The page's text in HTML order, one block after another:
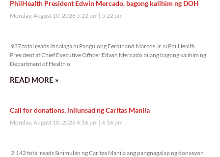
PhilHealth President Edwin Mercado, bagong kalihim ng DOH
Monday, August 10, 2026 5:22 pm 5:22 pm
937 total reads Itinalaga ni Pangulong Ferdinand Marcos Jr. si PhilHealth
President at Chief Executive Officer Edwin Mercado bilang bagong kalihim ng
Department of Health o
READ MORE »
Call for donations, inilunsad ng Caritas Manila
Monday, August 10, 2026 4:16 pm 4:16 pm
2,142 total reads Sinimulan ng Caritas Manila ang pangnagalap ng donasyon